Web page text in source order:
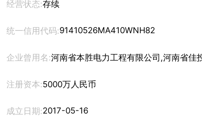
经营状态:存续
统一信用代码:91410526MA410WNH82
企业曾用名:河南省本胜电力工程有限公司,河南省佳投电
注册资本:5000万人民币
成立日期:2017-05-16